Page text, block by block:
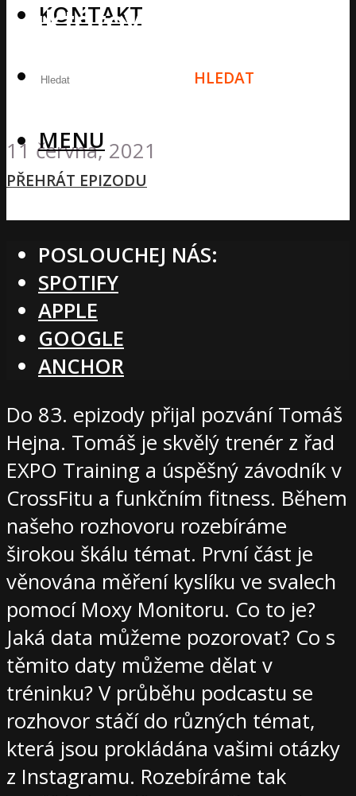
KONTAKT
HLEDAT
MENU
Laktátová tolerance,
11 června, 2021
PŘEHRÁT EPIZODU
POSLOUCHEJ NÁS:
SPOTIFY
APPLE
GOOGLE
ANCHOR
Do 83. epizody přijal pozvání Tomáš
Hejna. Tomáš je skvělý trenér z řad
EXPO Training a úspěšný závodník v
CrossFitu a funkčním fitness. Během
našeho rozhovoru rozebíráme
širokou škálu témat. První část je
věnována měření kyslíku ve svalech
pomocí Moxy Monitoru. Co to je?
Jaká data můžeme pozorovat? Co s
těmito daty můžeme dělat v
tréninku? V průběhu podcastu se
rozhovor stáčí do různých témat,
která jsou prokládána vašimi otázky
z Instagramu. Rozebíráme tak